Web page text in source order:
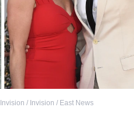
Invision / Invision / East News